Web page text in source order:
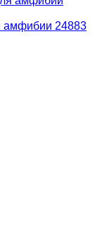
амфибии 24883